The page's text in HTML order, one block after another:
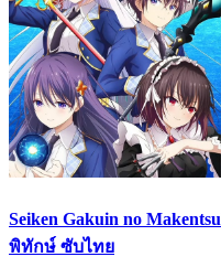
Seiken Gakuin no
พิทักษ์ ซับไทย